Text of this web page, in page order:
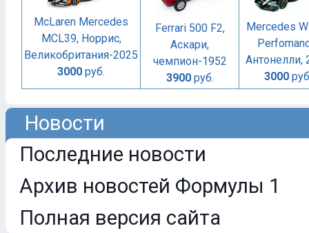
McLaren Mercedes
MCL39, Норрис,
Великобритания-2025
3000 руб.
Ferrari 500 F2,
Аскари,
чемпион-1952
3900руб.
Mercedes
Антонелли,
3000
Новости
Последние новости
Архив новостей Формулы 1
Полная версия сайта